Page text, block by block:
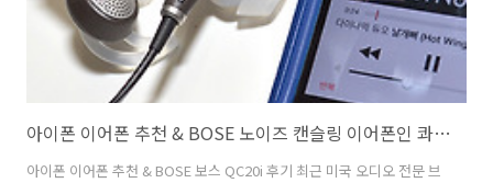
아이폰 이어폰 추천 & BOSE 노이즈 캔슬링 이어폰인 콰이어트컴포넌트 보스 QC20i 사용기
아이폰 이어폰 추천 & BOSE 보스 QC20i 후기 최근 미국 오디오 전문 브